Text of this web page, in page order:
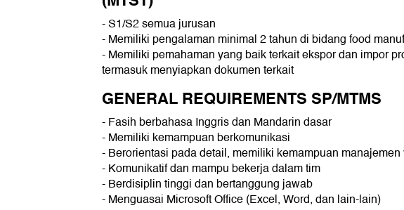
- S1/S2 semua jurusan
- Memiliki pengalaman minimal 2 tahun di bidang food
- Memiliki pemahaman yang baik terkait ekspor dan impor
termasuk menyiapkan dokumen terkait
GENERAL REQUIREMENTS SP/MTMS
- Fasih berbahasa Inggris dan Mandarin dasar
- Memiliki kemampuan berkomunikasi
- Berorientasi pada detail, memiliki kemampuan
- Komunikatif dan mampu bekerja dalam tim
- Berdisiplin tinggi dan bertanggung jawab
- Menguasai Microsoft Office (Excel, Word, dan lain-lain)